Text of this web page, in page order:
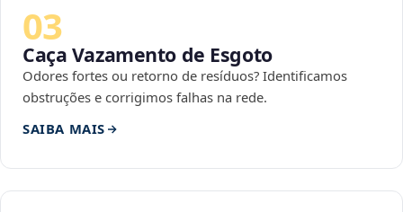
03
Caça Vazamento de Esgoto
Odores fortes ou retorno de resíduos? Identificamos
obstruções e corrigimos falhas na rede.
SAIBA MAIS